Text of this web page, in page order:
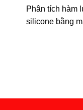
Phân tích hàm
silicone bằng